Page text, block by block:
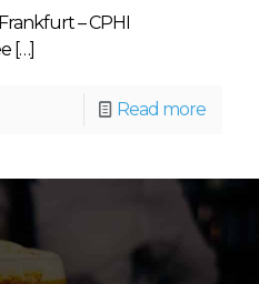
– CPHI
[…]
Read more